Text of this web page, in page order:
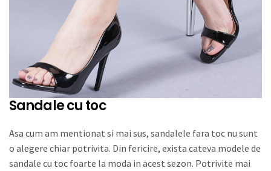
Sandale cu toc
Asa cum am mentionat si mai sus, sandalele fara toc nu sunt
o alegere chiar potrivita. Din fericire, exista cateva modele de
sandale cu toc foarte la moda in acest sezon. Potrivite mai